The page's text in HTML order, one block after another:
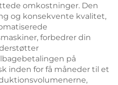
omkostninger. Den
og konsekvente kvalitet,
forbedrer din
på
inden for få måneder til et